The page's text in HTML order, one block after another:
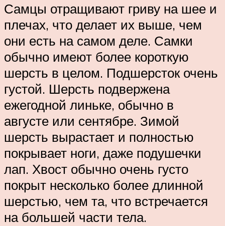
Самцы отращивают гриву на шее и
плечах, что делает их выше, чем
они есть на самом деле. Самки
обычно имеют более короткую
шерсть в целом. Подшерсток очень
густой. Шерсть подвержена
ежегодной линьке, обычно в
августе или сентябре. Зимой
шерсть вырастает и полностью
покрывает ноги, даже подушечки
лап. Хвост обычно очень густо
покрыт несколько более длинной
шерстью, чем та, что встречается
на большей части тела.